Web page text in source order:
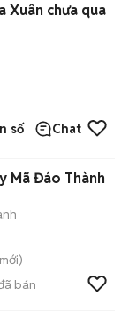
Xuân chưa qua
số Chat
Mã Đáo Thành
mới)
bán